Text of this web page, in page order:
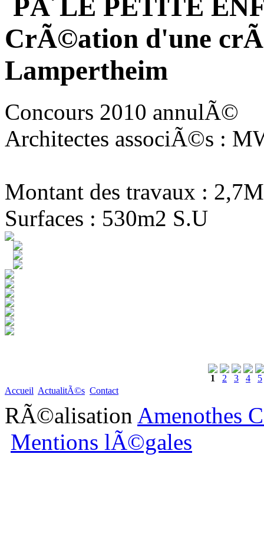
PÃ´LE PETITE
CrÃ©ation d'une
Lampertheim
Concours 2010 annulÃ©
Architectes associÃ©s :
Montant des travaux :
Surfaces : 530m2 S.U
1 2 3 4
5
Accueil ActualitÃ©s Contact
RÃ©alisation Amenothes
Mentions lÃ©gales